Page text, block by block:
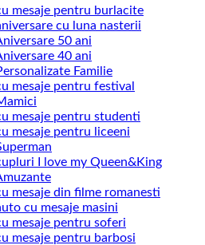
mesaje pentru burlacite
cu luna nasterii
50 ani
40 ani
Familie
mesaje pentru festival
mesaje pentru studenti
mesaje pentru liceeni
I love my Queen&King
mesaje din filme romanesti
cu mesaje masini
mesaje pentru soferi
mesaje pentru barbosi